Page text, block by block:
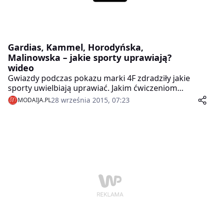
Gardias, Kammel, Horodyńska,
Malinowska – jakie sporty uprawiają?
wideo
Gwiazdy podczas pokazu marki 4F zdradziły jakie
sporty uwielbiają uprawiać. Jakim ćwiczeniom
zawdzięczają zgrabną i wysportowaną sylwetkę?
Dorota Gardias przyznała, że będąc zapracowaną
MODAIJA.PL28 września 2015, 07:23